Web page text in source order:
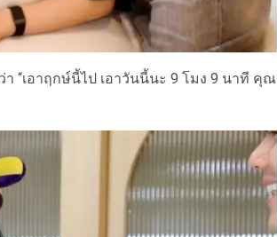
“เอาฤกษ์นี้ไป เอาวันนี้นะ 9 โมง 9 นาที คุณ